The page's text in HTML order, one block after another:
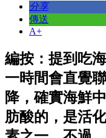
分享
傳送
A+
編按：提到吃
一時間會直覺
降，確實海鮮
肪酸的，是活